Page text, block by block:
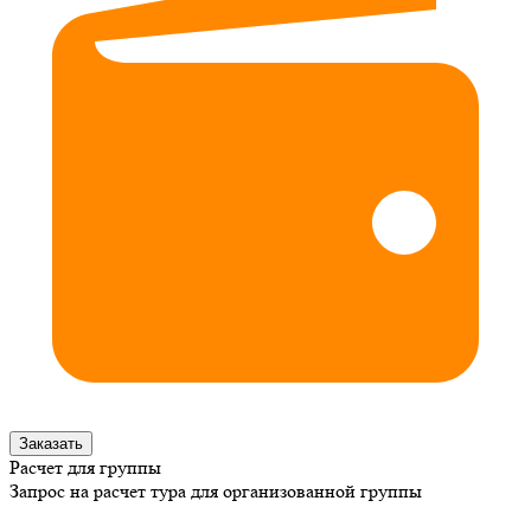
Заказать
Расчет для группы
Запрос на расчет тура для организованной группы